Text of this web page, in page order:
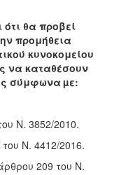
θα προβεί
προμήθεια
κυνοκομείου
να καταθέσουν
σύμφωνα µε:
Ν. 3852/2010.
Ν. 4412/2016.
209 του Ν.